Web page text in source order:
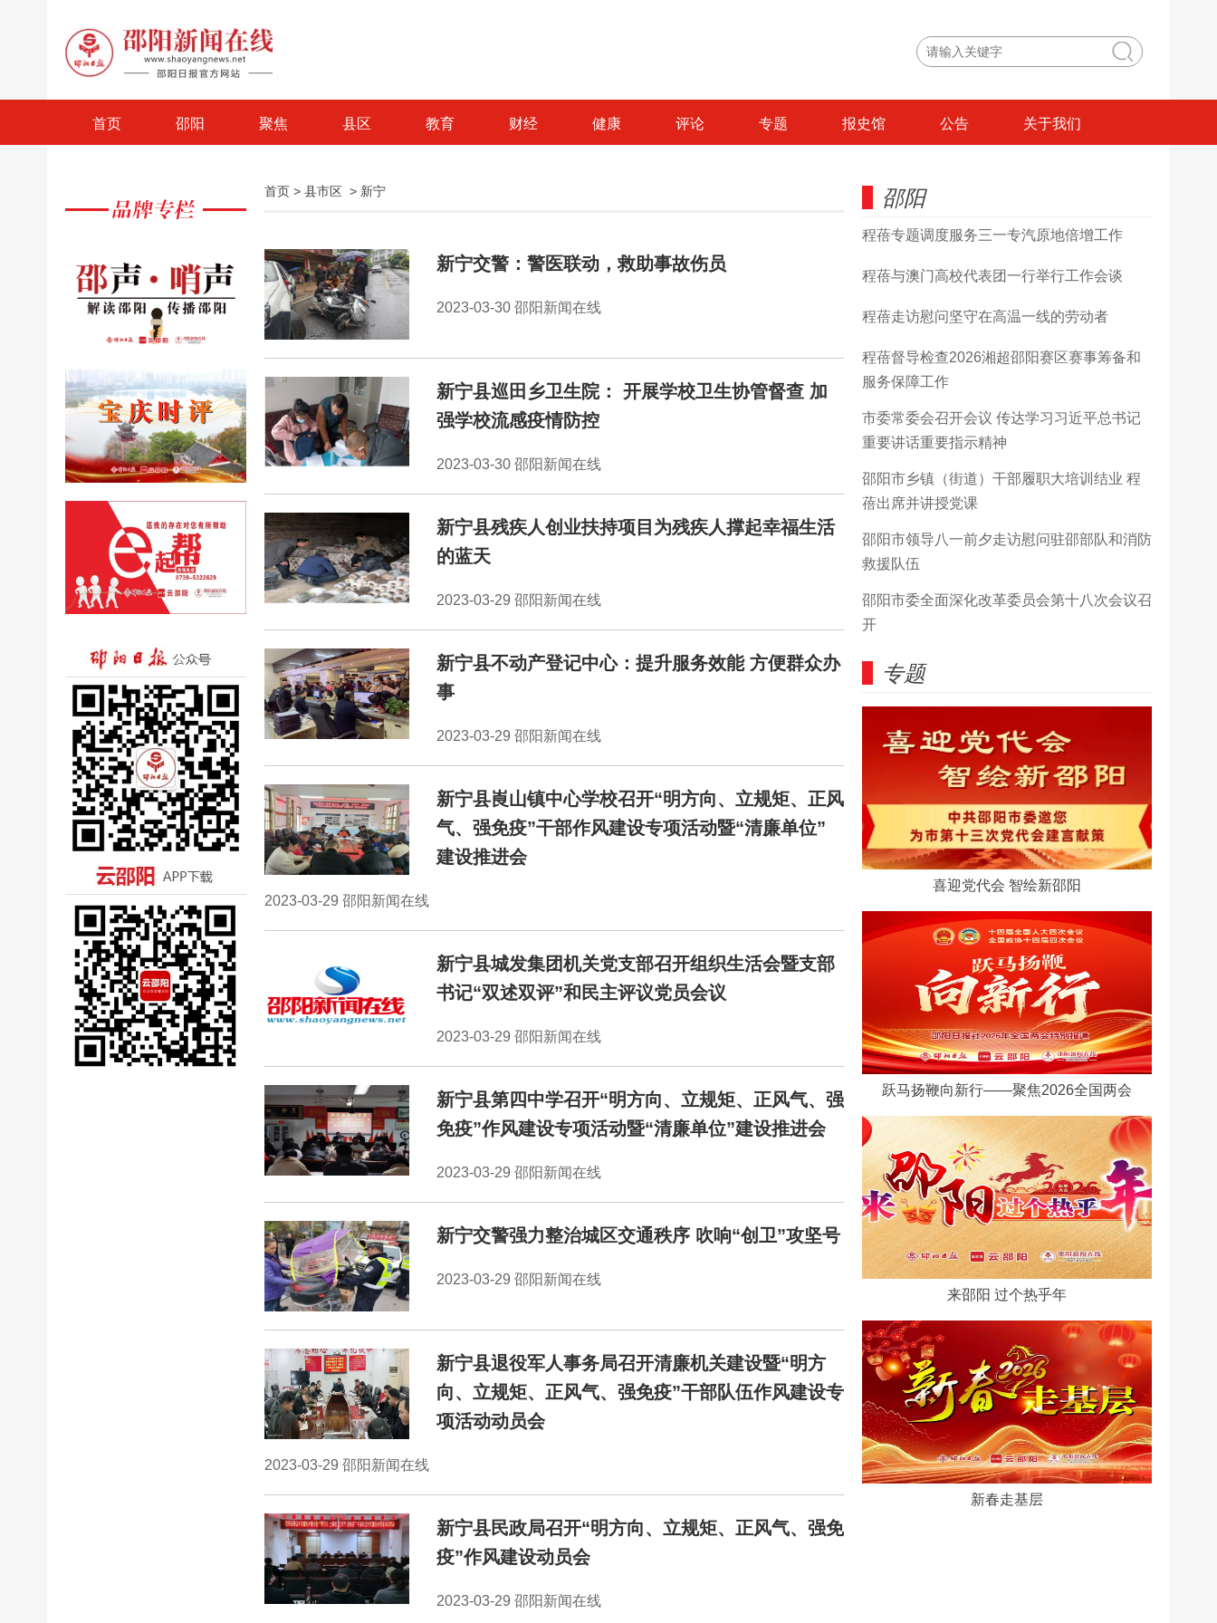
首页 邵阳 聚焦 县区 教育 财经 健康 评论 专题 报史馆 公告 关于我们
首页 > 县市区 > 新宁
新宁交警：警医联动，救助事故伤员
2023-03-30 邵阳新闻在线
新宁县巡田乡卫生院： 开展学校卫生协管督查 加
强学校流感疫情防控
2023-03-30 邵阳新闻在线
新宁县残疾人创业扶持项目为残疾人撑起幸福生活
的蓝天
2023-03-29 邵阳新闻在线
新宁县不动产登记中心：提升服务效能 方便群众办
事
2023-03-29 邵阳新闻在线
新宁县崀山镇中心学校召开“明方向、立规矩、正风
气、强免疫”干部作风建设专项活动暨“清廉单位”
建设推进会
2023-03-29 邵阳新闻在线
新宁县城发集团机关党支部召开组织生活会暨支部
书记“双述双评”和民主评议党员会议
2023-03-29 邵阳新闻在线
新宁县第四中学召开“明方向、立规矩、正风气、强
免疫”作风建设专项活动暨“清廉单位”建设推进会
2023-03-29 邵阳新闻在线
新宁交警强力整治城区交通秩序 吹响“创卫”攻坚号
2023-03-29 邵阳新闻在线
​新宁县退役军人事务局召开清廉机关建设暨“明方
向、立规矩、正风气、强免疫”干部队伍作风建设专
项活动动员会
2023-03-29 邵阳新闻在线
新宁县民政局召开“明方向、立规矩、正风气、强免
疫”作风建设动员会
2023-03-29 邵阳新闻在线
邵阳
程蓓专题调度服务三一专汽原地倍增工作
程蓓与澳门高校代表团一行举行工作会谈
程蓓走访慰问坚守在高温一线的劳动者
程蓓督导检查2026湘超邵阳赛区赛事筹备和
服务保障工作
市委常委会召开会议 传达学习习近平总书记
重要讲话重要指示精神
邵阳市乡镇（街道）干部履职大培训结业 程
蓓出席并讲授党课
邵阳市领导八一前夕走访慰问驻邵部队和消防
救援队伍
邵阳市委全面深化改革委员会第十八次会议召
开
专题
喜迎党代会 智绘新邵阳
跃马扬鞭向新行——聚焦2026全国两会
来邵阳 过个热乎年
新春走基层